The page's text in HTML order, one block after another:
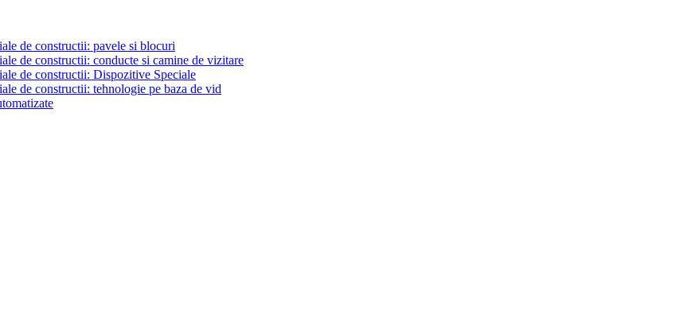
de constructii: pavele si blocuri
de constructii: conducte si camine de vizitare
de constructii: Dispozitive Speciale
de constructii: tehnologie pe baza de vid